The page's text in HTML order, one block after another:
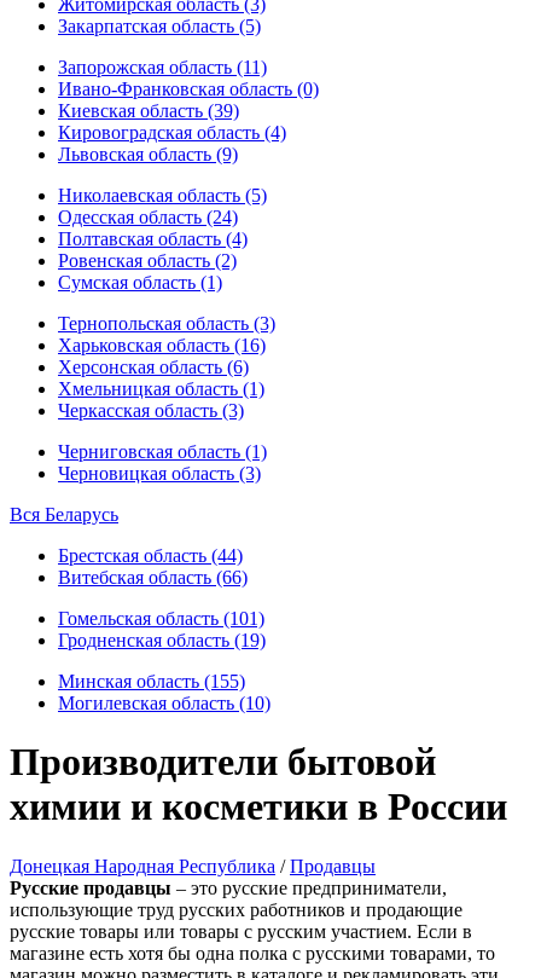
Житомирская область (3)
Закарпатская область (5)
Запорожская область (11)
Ивано-Франковская область (0)
Киевская область (39)
Кировоградская область (4)
Львовская область (9)
Николаевская область (5)
Одесская область (24)
Полтавская область (4)
Ровенская область (2)
Сумская область (1)
Тернопольская область (3)
Харьковская область (16)
Херсонская область (6)
Хмельницкая область (1)
Черкасская область (3)
Черниговская область (1)
Черновицкая область (3)
Вся Беларусь
Брестская область (44)
Витебская область (66)
Гомельская область (101)
Гродненская область (19)
Минская область (155)
Могилевская область (10)
Производители бытовой
химии и косметики в России
Донецкая Народная Республика /Продавцы
Русские продавцы – это русские предприниматели,
использующие труд русских работников и продающие
русские товары или товары с русским участием. Если в
магазине есть хотя бы одна полка с русскими товарами, то